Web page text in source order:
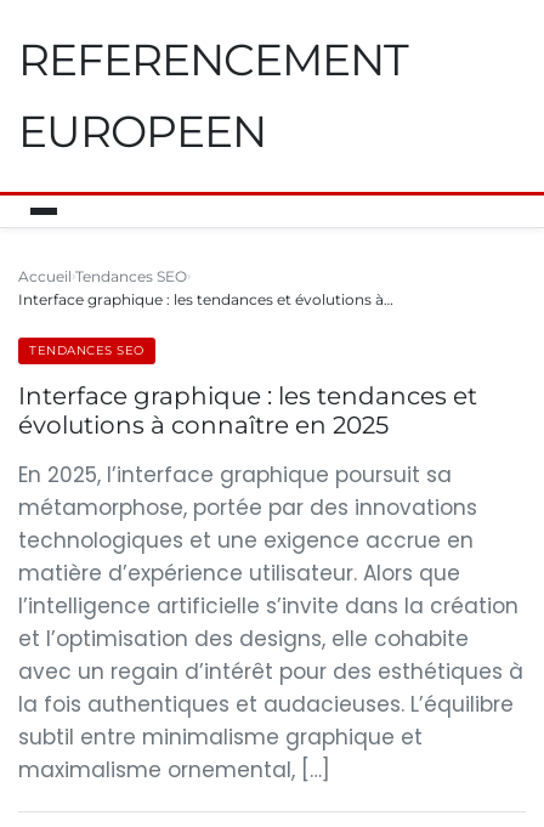
REFERENCEMENT
EUROPEEN
Accueil Tendances SEO
Interface graphique : les tendances et évolutions à…
TENDANCES SEO
Interface graphique : les tendances et
évolutions à connaître en 2025
En 2025, l’interface graphique poursuit sa
métamorphose, portée par des innovations
technologiques et une exigence accrue en
matière d’expérience utilisateur. Alors que
l’intelligence artificielle s’invite dans la création
et l’optimisation des designs, elle cohabite
avec un regain d’intérêt pour des esthétiques à
la fois authentiques et audacieuses. L’équilibre
subtil entre minimalisme graphique et
maximalisme ornemental, […]